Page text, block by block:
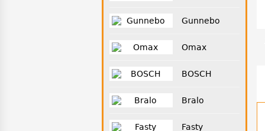
Gunnebo
Omax
BOSCH
Bralo
Fasty